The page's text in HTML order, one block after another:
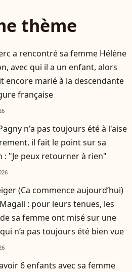
thème
a rencontré sa femme Hélène
avec qui il a un enfant, alors
encore marié à la descendante
française
n'a pas toujours été à l'aise
il fait le point sur sa
: "Je peux retourner à rien"
(Ca commence aujourd’hui)
: pour leurs tenues, les
sa femme ont misé sur une
n’a pas toujours été bien vue
6 enfants avec sa femme